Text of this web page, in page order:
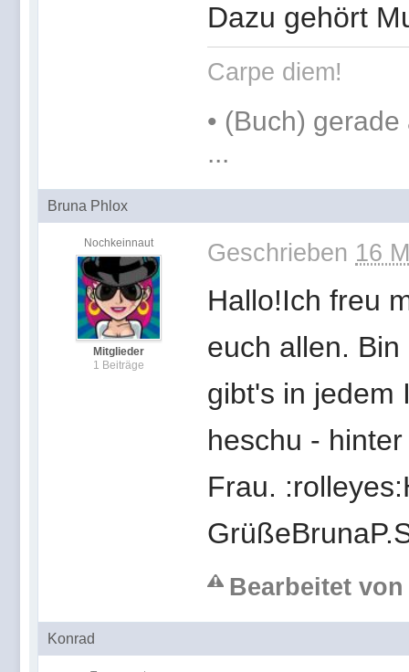
Dazu gehört
Carpe diem!
• (Buch) gerade
...
Bruna Phlox
Nochkeinnaut
Mitglieder
1 Beiträge
Geschrieben 16
Hallo!Ich freu
euch allen.
gibt's in jedem
heschu -
Frau.
Bearbeitet von
Konrad